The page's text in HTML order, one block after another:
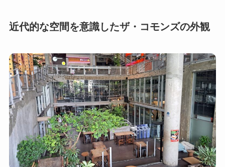
近代的な空間を意識したザ・コモンズの外観